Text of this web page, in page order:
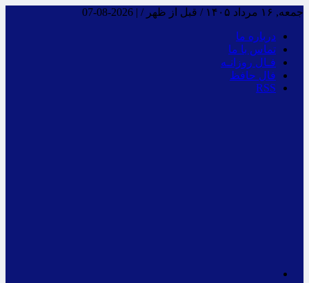
جمعه, ۱۶ مرداد ۱۴۰۵ / قبل از ظهر / |
2026-08-07
درباره ما
تماس با ما
فـال روزانـه
فال حافظ
RSS